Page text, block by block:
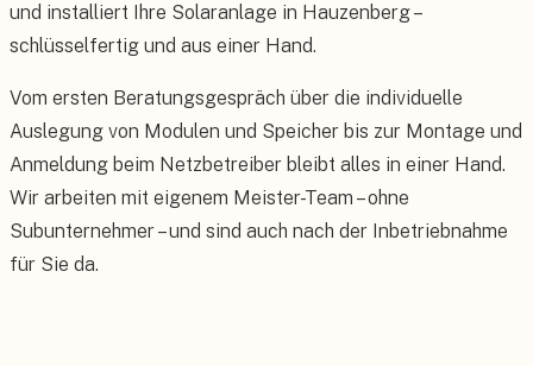
und installiert Ihre Solaranlage in Hauzenberg –
schlüsselfertig und aus einer Hand.
Vom ersten Beratungsgespräch über die individuelle
Auslegung von Modulen und Speicher bis zur Montage und
Anmeldung beim Netzbetreiber bleibt alles in einer Hand.
Wir arbeiten mit eigenem Meister-Team – ohne
Subunternehmer – und sind auch nach der Inbetriebnahme
für Sie da.